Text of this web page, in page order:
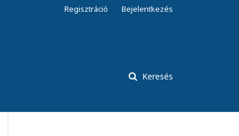
Keresés
Regisztráció Bejelentkezés